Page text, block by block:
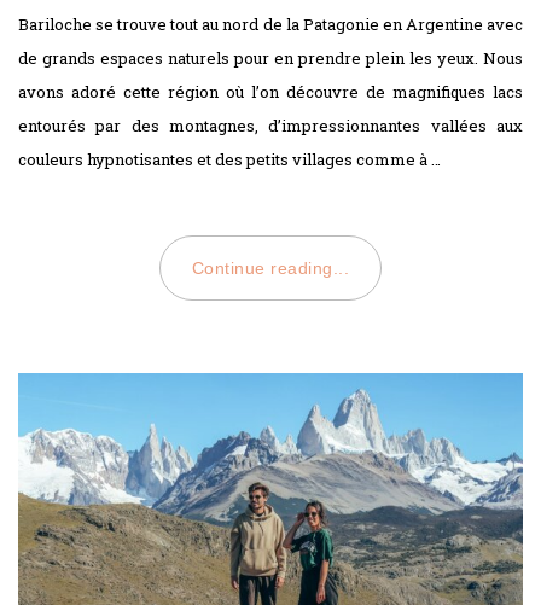
Bariloche se trouve tout au nord de la Patagonie en Argentine avec
de grands espaces naturels pour en prendre plein les yeux. Nous
avons adoré cette région où l’on découvre de magnifiques lacs
entourés par des montagnes, d’impressionnantes vallées aux
couleurs hypnotisantes et des petits villages comme à …
Continue reading...